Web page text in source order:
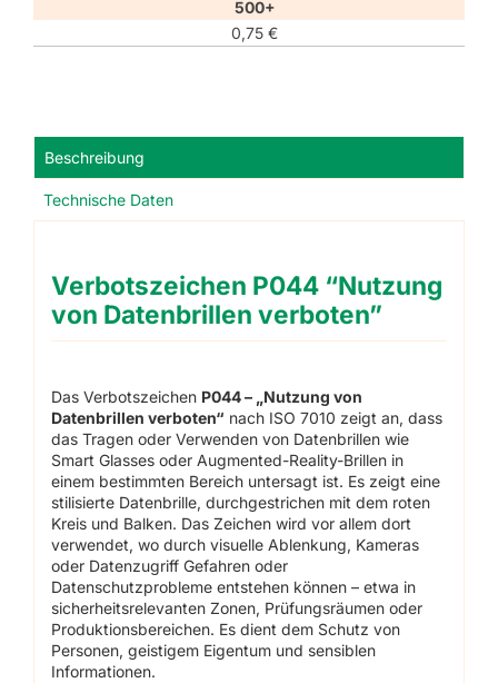
500+
0,75 €
Beschreibung
Technische Daten
Verbotszeichen P044 “Nutzung
von Datenbrillen verboten”
Das Verbotszeichen P044 – „Nutzung von
Datenbrillen verboten“ nach ISO 7010 zeigt an, dass
das Tragen oder Verwenden von Datenbrillen wie
Smart Glasses oder Augmented-Reality-Brillen in
einem bestimmten Bereich untersagt ist. Es zeigt eine
stilisierte Datenbrille, durchgestrichen mit dem roten
Kreis und Balken. Das Zeichen wird vor allem dort
verwendet, wo durch visuelle Ablenkung, Kameras
oder Datenzugriff Gefahren oder
Datenschutzprobleme entstehen können – etwa in
sicherheitsrelevanten Zonen, Prüfungsräumen oder
Produktionsbereichen. Es dient dem Schutz von
Personen, geistigem Eigentum und sensiblen
Informationen.